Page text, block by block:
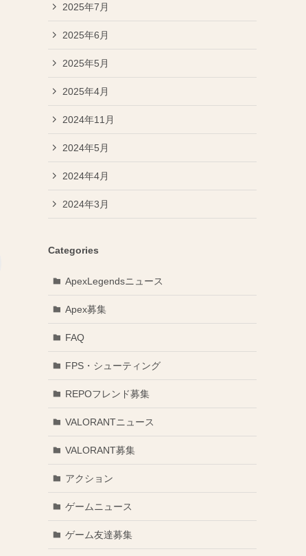
2025年7月
2025年6月
2025年5月
2025年4月
2024年11月
2024年5月
2024年4月
2024年3月
Categories
ApexLegendsニュース
Apex募集
FAQ
FPS・シューティング
REPOフレンド募集
VALORANTニュース
VALORANT募集
アクション
ゲームニュース
ゲーム友達募集